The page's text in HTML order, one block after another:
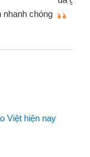
Việt hiện nay